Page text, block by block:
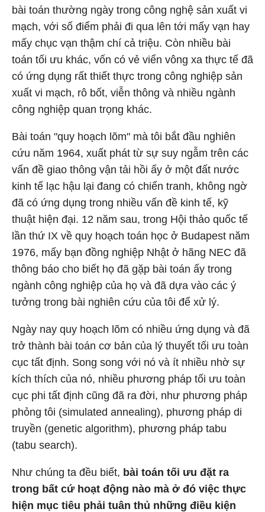
bài toán thường ngày trong công nghệ sản xuất vi
mạch, với số điểm phải đi qua lên tới mấy vạn hay
mấy chục vạn thậm chí cả triệu. Còn nhiều bài
toán tối ưu khác, vốn có vẻ viển vông xa thực tế đã
có ứng dụng rất thiết thực trong công nghiệp sản
xuất vi mạch, rô bốt, viễn thông và nhiều ngành
công nghiệp quan trọng khác.
Bài toán "quy hoạch lõm" mà tôi bắt đầu nghiên
cứu năm 1964, xuất phát từ sự suy ngẫm trên các
vấn đề giao thông vận tải hồi ấy ở một đất nước
kinh tế lạc hậu lại đang có chiến tranh, không ngờ
đã có ứng dụng trong nhiều vấn đề kinh tế, kỹ
thuật hiện đại. 12 năm sau, trong Hội thảo quốc tế
lần thứ IX về quy hoạch toán học ở Budapest năm
1976, mấy bạn đồng nghiệp Nhật ở hãng NEC đã
thông báo cho biết họ đã gặp bài toán ấy trong
ngành công nghiệp của họ và đã dựa vào các ý
tưởng trong bài nghiên cứu của tôi để xử lý.
Ngày nay quy hoạch lõm có nhiều ứng dụng và đã
trở thành bài toán cơ bản của lý thuyết tối ưu toàn
cục tất định. Song song với nó và ít nhiều nhờ sự
kích thích của nó, nhiều phương pháp tối ưu toàn
cục phi tất định cũng đã ra đời, như phương pháp
phỏng tôi (simulated annealing), phương pháp di
truyền (genetic algorithm), phương pháp tabu
(tabu search).
Như chúng ta đều biết, bài toán tối ưu đặt ra
trong bất cứ hoạt động nào mà ở đó việc thực
hiện mục tiêu phải tuân thủ những điều kiện